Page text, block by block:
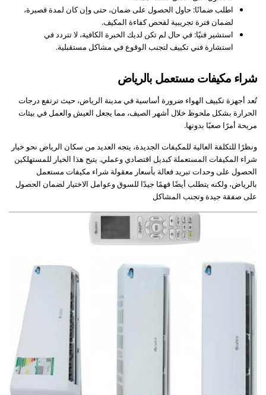
اطلب ضمانًا: حاول الحصول على ضمان، حتى وإن كان لمدة قصيرة،
لضمان فترة تجريبية لفحص كفاءة المكيف.
استشير فنيًا: في حال لم تكن لديك الخبرة الكافية، لا تتردد في
استشارة فني تكييف لتجنب الوقوع في مشاكل مستقبلية.
شراء مكيفات مستعمل بالرياض
تُعد أجهزة تكييف الهواء ضرورة أساسية في مدينة الرياض، حيث ترتفع درجات
الحرارة بشكل ملحوظ خلال أشهر الصيف، مما يجعل العيش والعمل في بيئات
مريحة أمرًا صعبًا بدونها.
ونظرًا للتكلفة العالية للمكيفات الجديدة، يتجه العديد من سكان الرياض نحو خيار
شراء المكيفات المستعملة كبديل اقتصادي وعملي. يتيح هذا الخيار للمستهلكين
الحصول على وحدات تبريد فعالة بأسعار معقولة شراء مكيفات مستعمل
بالرياض، ولكنه يتطلب أيضًا فهمًا جيدًا للسوق وعوامل الاختيار لضمان الحصول
على صفقة جيدة وتجنب المشاكل